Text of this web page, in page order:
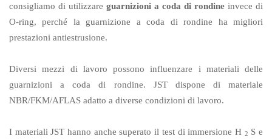
consigliamo di utilizzare guarnizioni a coda di rondine invece di
O-ring, perché la guarnizione a coda di rondine ha migliori
prestazioni antiestrusione.
Diversi mezzi di lavoro possono influenzare i materiali delle
guarnizioni a coda di rondine. JST dispone di materiale
NBR/FKM/AFLAS adatto a diverse condizioni di lavoro.
I materiali JST hanno anche superato il test di immersione H 2 S e